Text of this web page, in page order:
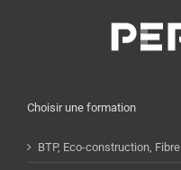
Choisir une formation
BTP, Eco-construction, Fibre